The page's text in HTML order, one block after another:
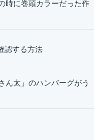
時に巻頭カラーだった作
認する方法
ん太」のハンバーグがう